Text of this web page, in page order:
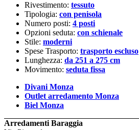
Rivestimento: tessuto
Tipologia: con penisola
Numero posti: 4 posti
Opzioni seduta: con schienale
Stile: moderni
Spese Trasporto: trasporto escluso
Lunghezza: da 251 a 275 cm
Movimento: seduta fissa
Divani Monza
Outlet arredamento Monza
Biel Monza
Arredamenti Baraggia